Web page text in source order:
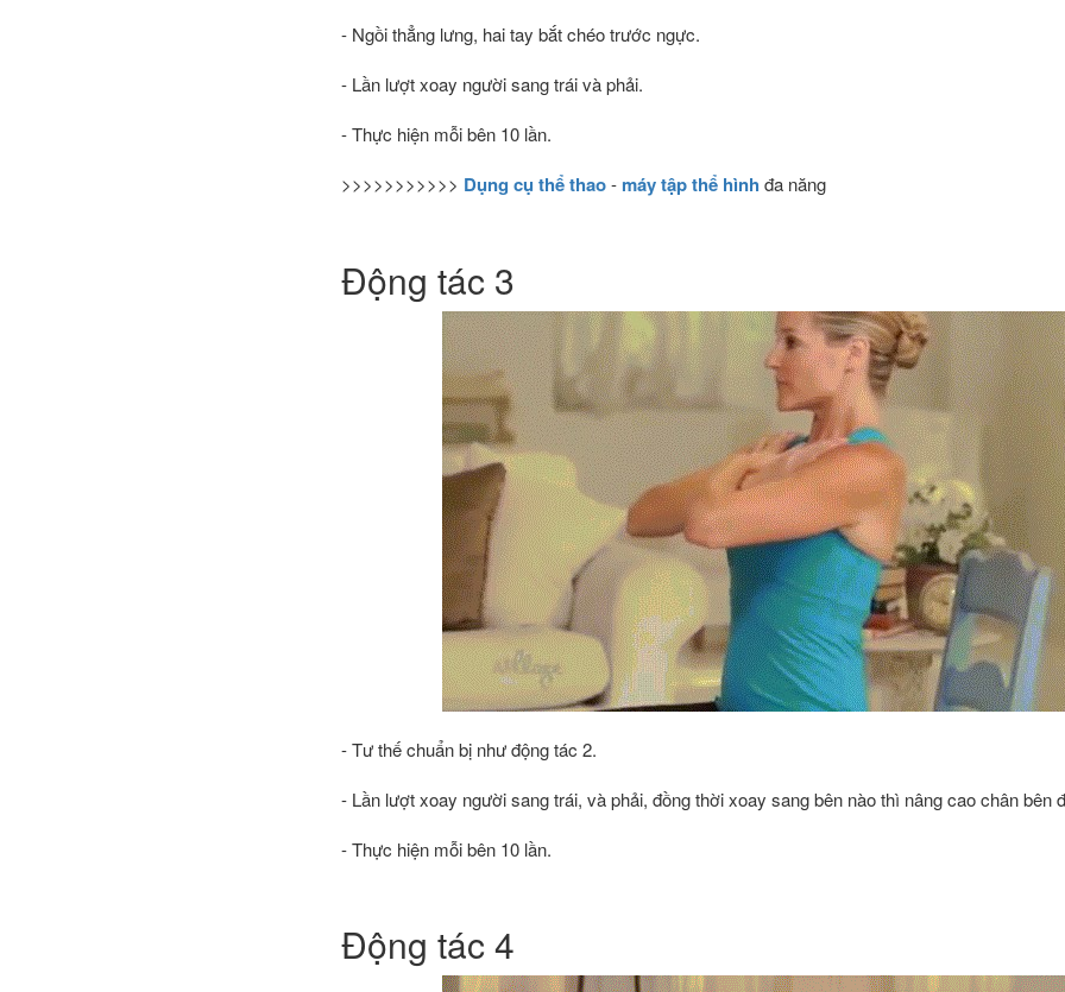
- Ngồi thẳng lưng, hai tay bắt chéo trước ngực.
- Lần lượt xoay người sang trái và phải.
- Thực hiện mỗi bên 10 lần.
>>>>>>>>>>> Dụng cụ thể thao- máy tập thể hình đa năng
Động tác 3
- Tư thế chuẩn bị như động tác 2.
- Lần lượt xoay người sang trái, và phải, đồng thời xoay sang bên nào thì nâng cao chân bên
- Thực hiện mỗi bên 10 lần.
Động tác 4